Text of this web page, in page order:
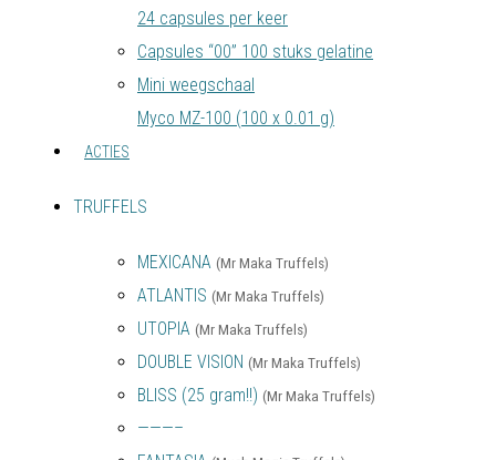
24 capsules per keer
Capsules “00” 100 stuks gelatine
Mini weegschaal
Myco MZ-100 (100 x 0.01 g)
ACTIES
TRUFFELS
MEXICANA (Mr Maka Truffels)
ATLANTIS (Mr Maka Truffels)
UTOPIA (Mr Maka Truffels)
DOUBLE VISION (Mr Maka Truffels)
BLISS (25 gram!!) (Mr Maka Truffels)
———–